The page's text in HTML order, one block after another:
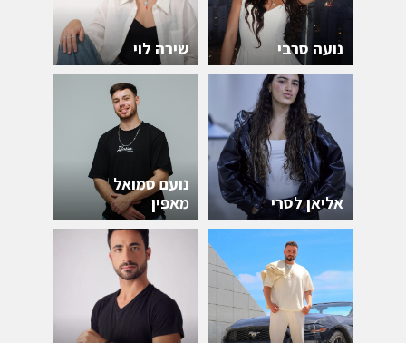
נועה סרבי שירה לוי
אליאן לסרי
נועם סמואל
מאפין